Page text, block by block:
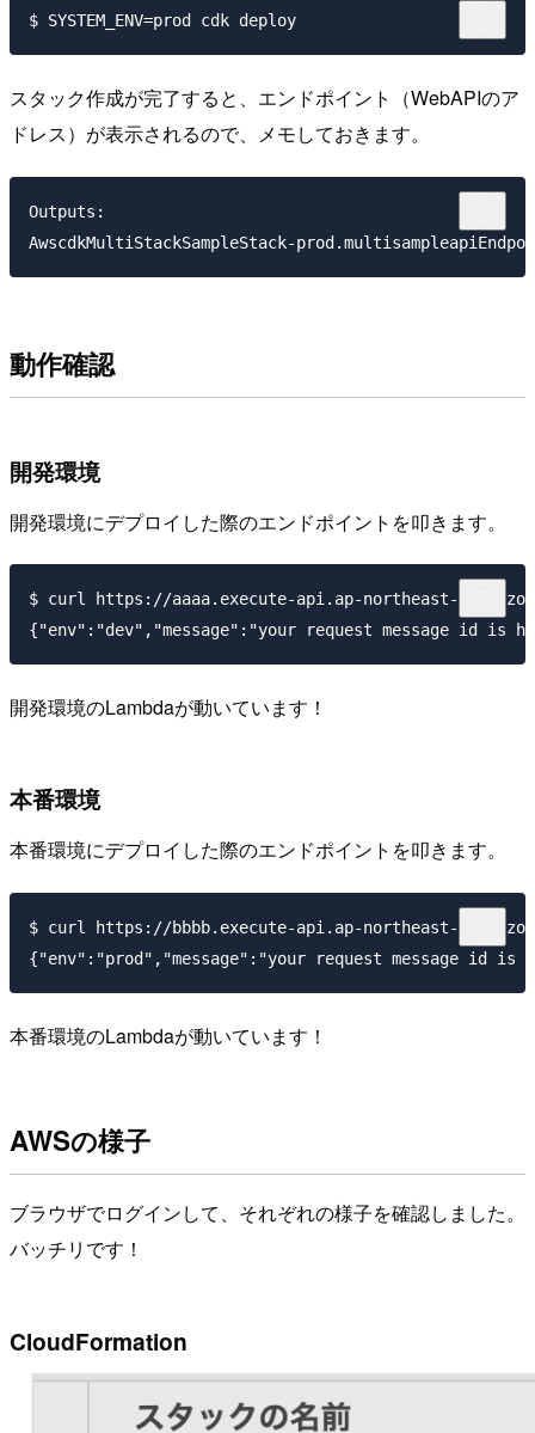
スタック作成が完了すると、エンドポイント（WebAPIのア
ドレス）が表示されるので、メモしておきます。
Outputs:
動作確認
開発環境
開発環境にデプロイした際のエンドポイントを叩きます。
$ curl https://aaaa.execute-api.ap-northeast-
開発環境のLambdaが動いています！
本番環境
本番環境にデプロイした際のエンドポイントを叩きます。
$ curl https://bbbb.execute-api.ap-northeast-
本番環境のLambdaが動いています！
AWSの様子
ブラウザでログインして、それぞれの様子を確認しました。
バッチリです！
CloudFormation